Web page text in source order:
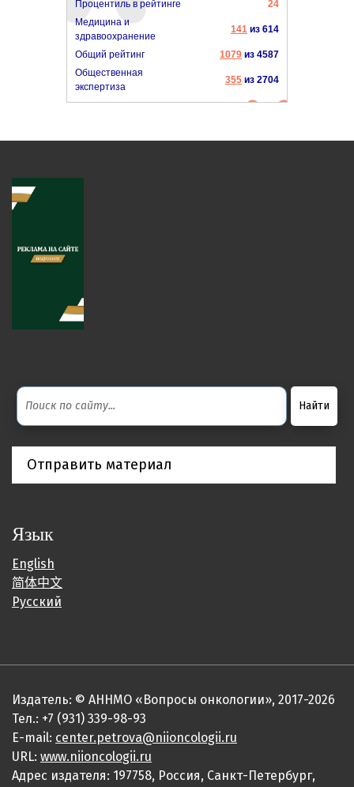
Процентиль в рейтинге
24
Медицина и
здравоохранение
141 из 614
Общий рейтинг 1079из 4587
Общественная
экспертиза
355из 2704
Отправить материал
Язык
English
简体中文
Русский
Издатель: © АННМО «Вопросы онкологии», 2017-2026
Тел.: +7 (931) 339-98-93
E-mail: center.petrova@niioncologii.ru
URL: www.niioncologii.ru
Адрес издателя: 197758, Россия, Санкт-Петербург,